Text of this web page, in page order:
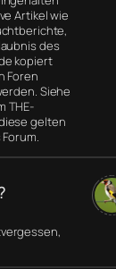
Artikel wie
des
kopiert
Foren
Siehe
THE-
diese gelten